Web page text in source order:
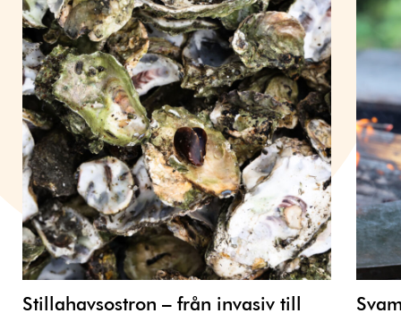
Stillahavsostron – från invasiv till